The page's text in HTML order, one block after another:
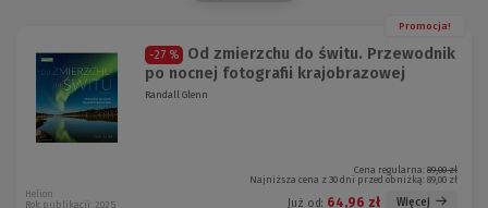
Promocja!
-27 %
Od zmierzchu do świtu. Przewodnik
po nocnej fotografii krajobrazowej
Randall Glenn
Cena regularna: 89,00 zł
Najniższa cena z 30 dni przed obniżką: 89,00 zł
Już od: 64,96 zł Więcej
Helion
Rok publikacji: 2025